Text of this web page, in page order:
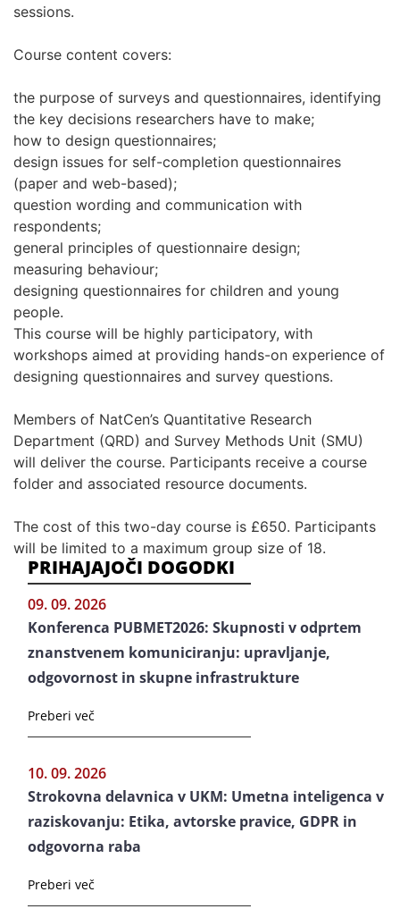
sessions.
Course content covers:
the purpose of surveys and questionnaires, identifying
the key decisions researchers have to make;
how to design questionnaires;
design issues for self-completion questionnaires
(paper and web-based);
question wording and communication with
respondents;
general principles of questionnaire design;
measuring behaviour;
designing questionnaires for children and young
people.
This course will be highly participatory, with
workshops aimed at providing hands-on experience of
designing questionnaires and survey questions.
Members of NatCen’s Quantitative Research
Department (QRD) and Survey Methods Unit (SMU)
will deliver the course. Participants receive a course
folder and associated resource documents.
The cost of this two-day course is £650. Participants
will be limited to a maximum group size of 18.
PRIHAJAJOČI DOGODKI
09. 09. 2026
Konferenca PUBMET2026: Skupnosti v odprtem
znanstvenem komuniciranju: upravljanje,
odgovornost in skupne infrastrukture
Preberi več
10. 09. 2026
Strokovna delavnica v UKM: Umetna inteligenca v
raziskovanju: Etika, avtorske pravice, GDPR in
odgovorna raba
Preberi več